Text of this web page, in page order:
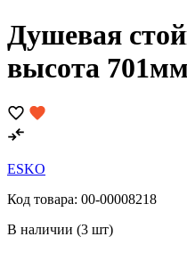
Душевая
высота
ESKO
Код товара: 00-00008218
В наличии (3 шт)